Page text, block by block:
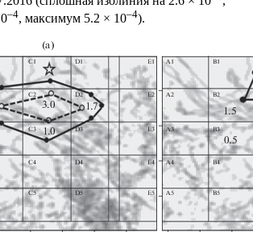
–4, максимум 5.2 × 10–4).